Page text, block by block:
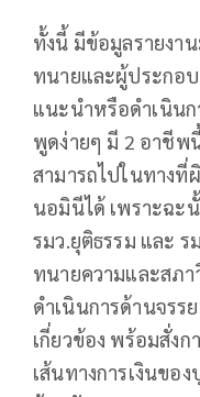
ทั้งนี้ มีข้อมูลรายงา
ทนายและผู้ประกอ
แนะนำหรือดำเนิน
พูดง่ายๆ มี 2 อาชีพ
สามารถไปในทางที่
นอมินีได้ เพราะฉะ
รมว.ยุติธรรม และ
ทนายความและสภ
ดำเนินการด้านจร
เกี่ยวข้อง พร้อมสั่ง
เส้นทางการเงินขอ